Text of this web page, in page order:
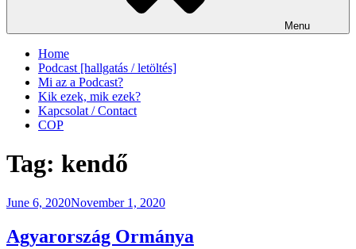
Menu
Home
Podcast [hallgatás / letöltés]
Mi az a Podcast?
Kik ezek, mik ezek?
Kapcsolat / Contact
COP
Tag: kendő
Posted
June 6, 2020November 1, 2020
Agyarország Ormánya